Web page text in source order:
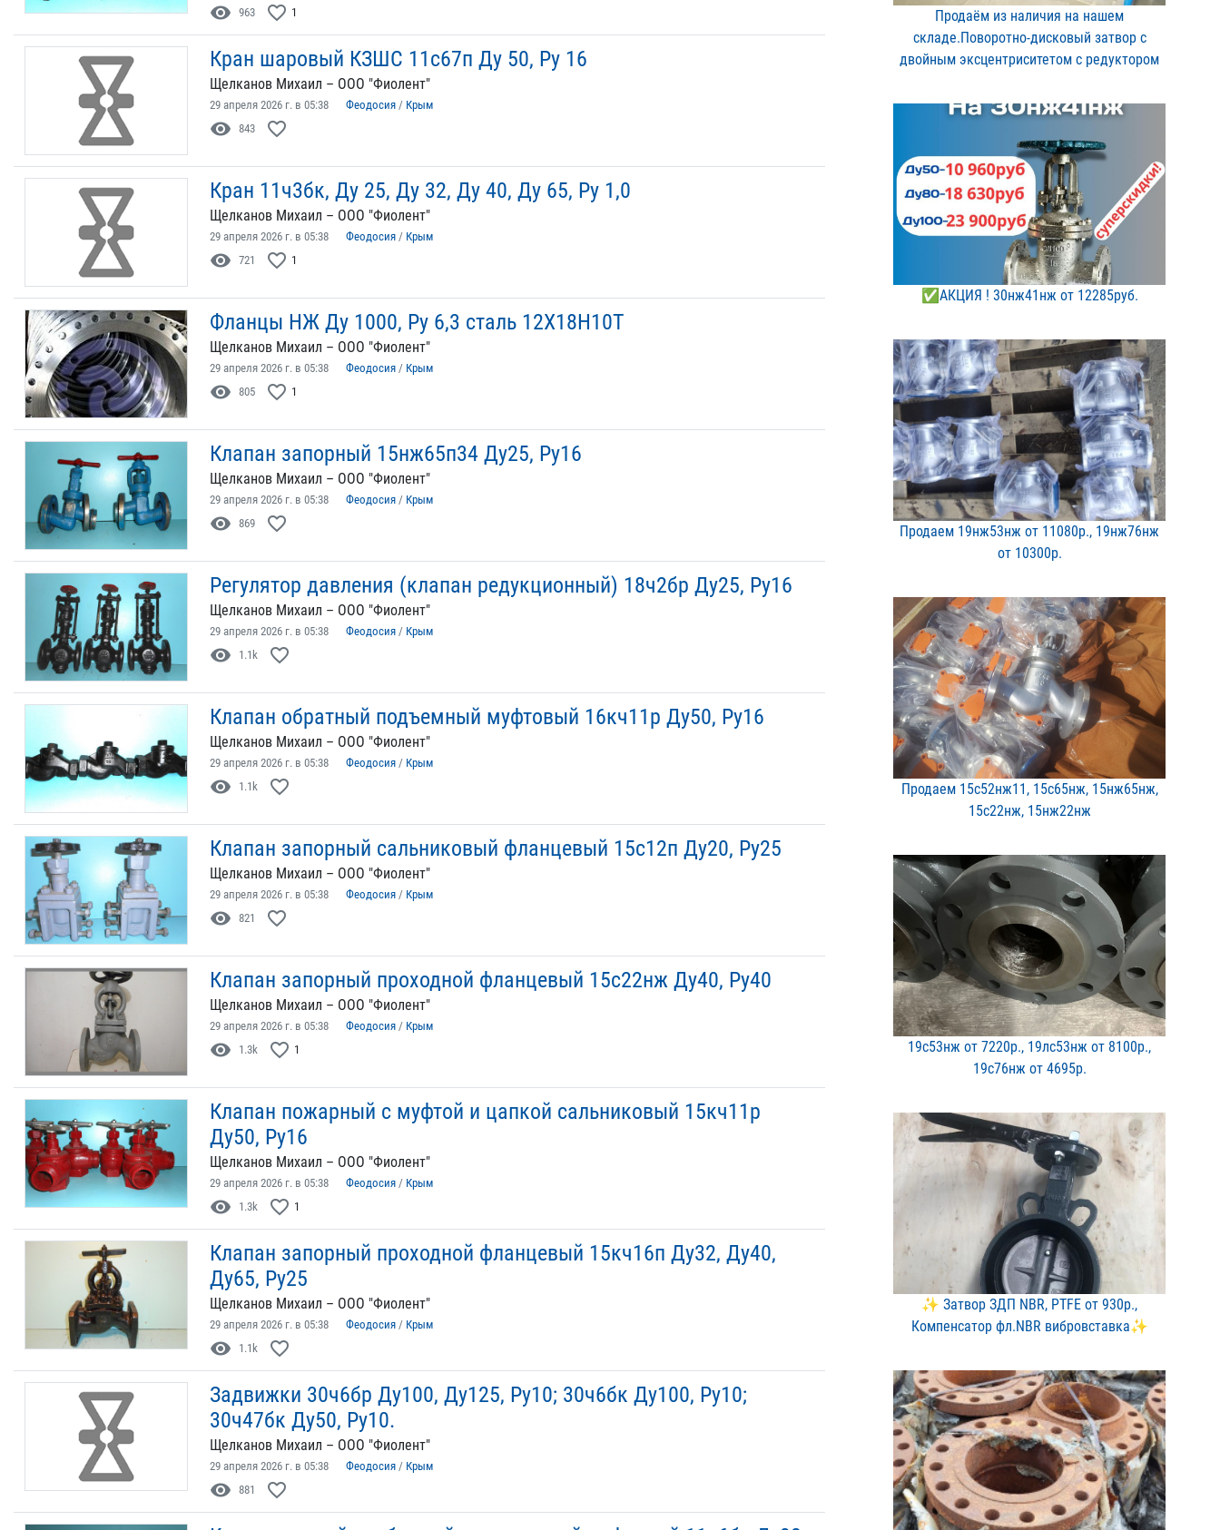
visibility 963 favorite_border 1
Кран шаровый КЗШС 11с67п Ду 50, Ру 16
Щелканов Михаил – ООО "Фиолент"
29 апреля 2026 г. в 05:38 Феодосия / Крым
visibility 843 favorite_border
Кран 11ч3бк, Ду 25, Ду 32, Ду 40, Ду 65, Ру 1,0
Щелканов Михаил – ООО "Фиолент"
29 апреля 2026 г. в 05:38 Феодосия / Крым
visibility 721 favorite_border 1
Фланцы НЖ Ду 1000, Ру 6,3 сталь 12Х18Н10Т
Щелканов Михаил – ООО "Фиолент"
29 апреля 2026 г. в 05:38 Феодосия / Крым
visibility 805 favorite_border 1
Клапан запорный 15нж65п34 Ду25, Ру16
Щелканов Михаил – ООО "Фиолент"
29 апреля 2026 г. в 05:38 Феодосия / Крым
visibility 869 favorite_border
Регулятор давления (клапан редукционный) 18ч2бр Ду25, Ру16
Щелканов Михаил – ООО "Фиолент"
29 апреля 2026 г. в 05:38 Феодосия / Крым
visibility 1.1k favorite_border
Клапан обратный подъемный муфтовый 16кч11р Ду50, Ру16
Щелканов Михаил – ООО "Фиолент"
29 апреля 2026 г. в 05:38 Феодосия / Крым
visibility 1.1k favorite_border
Клапан запорный сальниковый фланцевый 15с12п Ду20, Ру25
Щелканов Михаил – ООО "Фиолент"
29 апреля 2026 г. в 05:38 Феодосия / Крым
visibility 821 favorite_border
Клапан запорный проходной фланцевый 15с22нж Ду40, Ру40
Щелканов Михаил – ООО "Фиолент"
29 апреля 2026 г. в 05:38 Феодосия / Крым
visibility 1.3k favorite_border 1
Клапан пожарный с муфтой и цапкой сальниковый 15кч11р
Ду50, Ру16
Щелканов Михаил – ООО "Фиолент"
29 апреля 2026 г. в 05:38 Феодосия / Крым
visibility 1.3k favorite_border 1
Клапан запорный проходной фланцевый 15кч16п Ду32, Ду40,
Ду65, Ру25
Щелканов Михаил – ООО "Фиолент"
29 апреля 2026 г. в 05:38 Феодосия / Крым
visibility 1.1k favorite_border
Задвижки 30ч6бр Ду100, Ду125, Ру10; 30ч6бк Ду100, Ру10;
30ч47бк Ду50, Ру10.
Щелканов Михаил – ООО "Фиолент"
29 апреля 2026 г. в 05:38 Феодосия / Крым
visibility 881 favorite_border
Продаём из наличия на на​шем
складе.Поворотно-дис​ковый затвор с
двойным э​ксцентриситетом с редукт​ором
✅АКЦИЯ ! 30нж41нж от 12​285руб.
Продаем 19нж53нж от 1108​0р., 19нж76нж
от 10300р​.
Продаем 15с52нж11, 15с65​нж, 15нж65нж,
15с22нж, 1​5нж22нж
19с53нж от 7220р., 19лс5​3нж от 8100р.,
19с76нж о​т 4695р.
✨ Затвор ЗДП NBR, PTFE о​т 930р.,
Компенсатор фл.​NBR вибровставка✨